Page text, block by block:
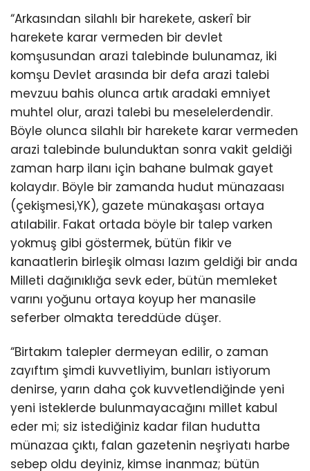
“Arkasından silahlı bir harekete, askerî bir
harekete karar vermeden bir devlet
komşusundan arazi talebinde bulunamaz, iki
komşu Devlet arasında bir defa arazi talebi
mevzuu bahis olunca artık aradaki emniyet
muhtel olur, arazi talebi bu meselelerdendir.
Böyle olunca silahlı bir harekete karar vermeden
arazi talebinde bulunduktan sonra vakit geldiği
zaman harp ilanı için bahane bulmak gayet
kolaydır. Böyle bir zamanda hudut münazaası
(çekişmesi,YK), gazete münakaşası ortaya
atılabilir. Fakat ortada böyle bir talep varken
yokmuş gibi göstermek, bütün fikir ve
kanaatlerin birleşik olması lazım geldiği bir anda
Milleti dağınıklığa sevk eder, bütün memleket
varını yoğunu ortaya koyup her manasile
seferber olmakta tereddüde düşer.
“Birtakım talepler dermeyan edilir, o zaman
zayıftım şimdi kuvvetliyim, bunları istiyorum
denirse, yarın daha çok kuvvetlendiğinde yeni
yeni isteklerde bulunmayacağını millet kabul
eder mi; siz istediğiniz kadar filan hudutta
münazaa çıktı, falan gazetenin neşriyatı harbe
sebep oldu deyiniz, kimse inanmaz; bütün